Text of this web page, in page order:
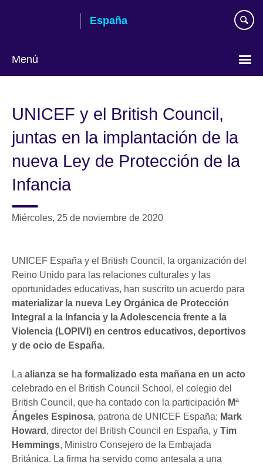
España
Menú
UNICEF y el British Council,
juntas en la implantación de la
nueva Ley de Protección de la
Infancia
Miércoles, 25 de noviembre de 2020
UNICEF España y el British Council, la organización del
Reino Unido para las relaciones culturales y las
oportunidades educativas, han suscrito un acuerdo para
materializar la nueva Ley Orgánica de Protección
Integral a la Infancia y la Adolescencia frente a la
Violencia (LOPIVI) en centros educativos, deportivos
y de ocio de España.
La alianza se ha formalizado esta mañana en un acto
celebrado en el British Council School, el colegio del
British Council, que ha contado con la participación Mª
Ángeles Espinosa, patrona de UNICEF España; Mark
Howard , director del British Council en España, y Tim
Hemmings, Ministro Consejero de la Embajada
Británica. La firma ha servido como antesala a una